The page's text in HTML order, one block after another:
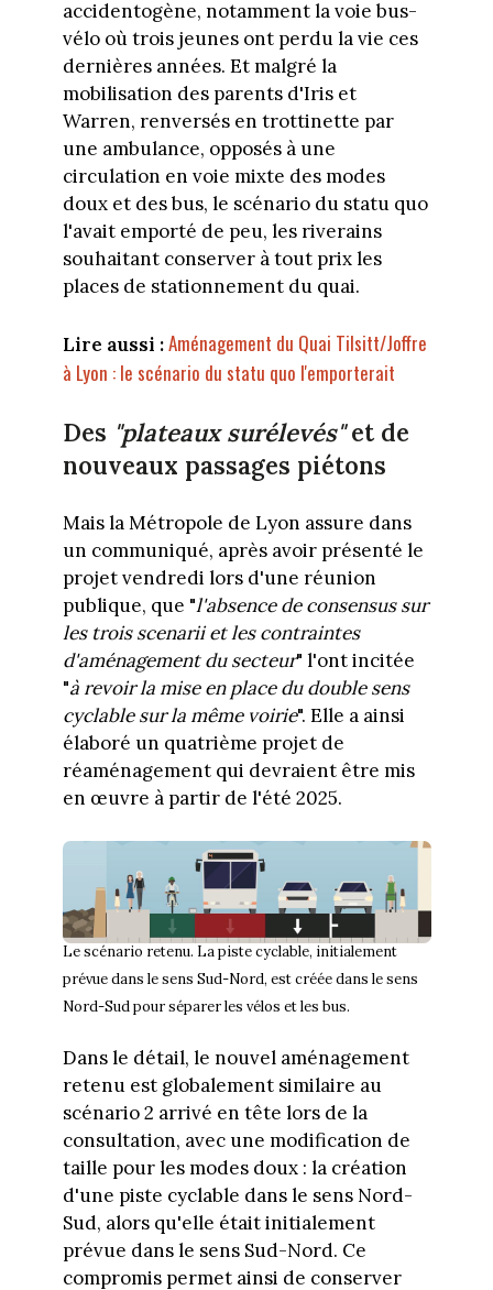
accidentogène, notamment la voie bus-
vélo où trois jeunes ont perdu la vie ces
dernières années. Et malgré la
mobilisation des parents d'Iris et
Warren, renversés en trottinette par
une ambulance, opposés à une
circulation en voie mixte des modes
doux et des bus, le scénario du statu quo
l'avait emporté de peu, les riverains
souhaitant conserver à tout prix les
places de stationnement du quai.
Lire aussi : Aménagement du Quai Tilsitt/Joffre
à Lyon : le scénario du statu quo l'emporterait
Des "plateaux surélevés"et de
nouveaux passages piétons
Mais la Métropole de Lyon assure dans
un communiqué, après avoir présenté le
projet vendredi lors d'une réunion
publique, que "l'absence de consensus sur
les trois scenarii et les contraintes
d'aménagement du secteur" l'ont incitée
"à revoir la mise en place du double sens
cyclable sur la même voirie". Elle a ainsi
élaboré un quatrième projet de
réaménagement qui devraient être mis
en œuvre à partir de l'été 2025.
Le scénario retenu. La piste cyclable, initialement
prévue dans le sens Sud-Nord, est créée dans le sens
Nord-Sud pour séparer les vélos et les bus.
Dans le détail, le nouvel aménagement
retenu est globalement similaire au
scénario 2 arrivé en tête lors de la
consultation, avec une modification de
taille pour les modes doux : la création
d'une piste cyclable dans le sens Nord-
Sud, alors qu'elle était initialement
prévue dans le sens Sud-Nord. Ce
compromis permet ainsi de conserver